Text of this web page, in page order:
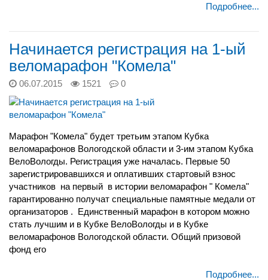
Подробнее...
Начинается регистрация на 1-ый
веломарафон "Комела"
06.07.2015 1521 0
Марафон "Комела" будет третьим этапом Кубка
веломарафонов Вологодской области и 3-им этапом Кубка
ВелоВологды. Регистрация уже началась. Первые 50
зарегистрировавшихся и оплативших стартовый взнос
участников на первый в истории веломарафон " Комела"
гарантированно получат специальные памятные медали от
организаторов . Единственный марафон в котором можно
стать лучшим и в Кубке ВелоВологды и в Кубке
веломарафонов Вологодской области. Общий призовой
фонд его
Подробнее...